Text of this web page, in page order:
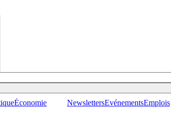
Économie NewslettersEvénementsEmplois